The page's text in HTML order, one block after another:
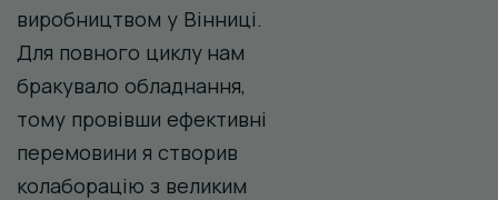
виробництвом у Вінниці.
Для повного циклу нам
бракувало обладнання,
тому провівши ефективні
перемовини я створив
колаборацію з великим